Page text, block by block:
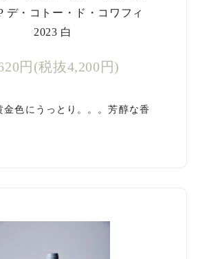
デ・コトー・ド・コワフィ
2023 白
円(税抜4,200円)
金色にうっとり。。。芳醇な香